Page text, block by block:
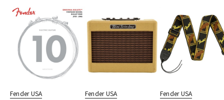
Fender USA Fender USA Fender USA